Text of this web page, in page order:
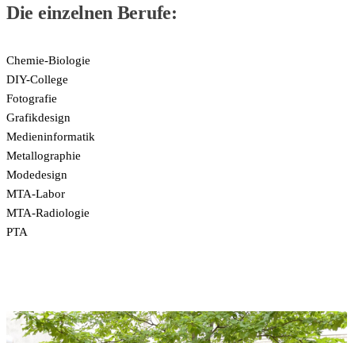
Die einzelnen Berufe:
Chemie-Biologie
DIY-College
Fotografie
Grafikdesign
Medieninformatik
Metallographie
Modedesign
MTA-Labor
MTA-Radiologie
PTA